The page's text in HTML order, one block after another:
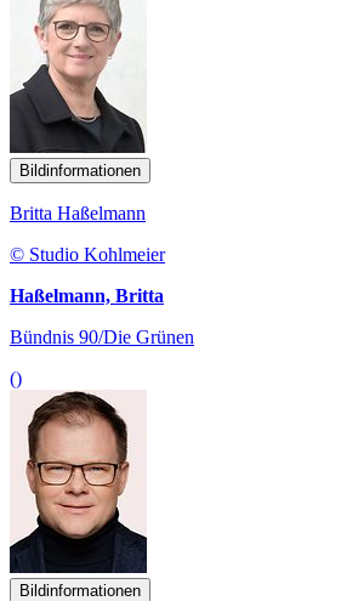
Bildinformationen
Britta Haßelmann
© Studio Kohlmeier
Haßelmann, Britta
Bündnis 90/Die Grünen
()
Bildinformationen